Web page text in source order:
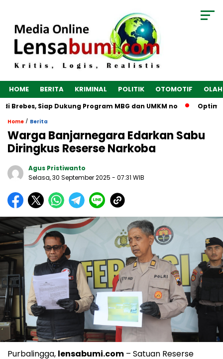
HOME BERITA KRIMINAL POLITIK OTOMOTIF
Siap Dukung Program MBG dan UMKM no
Home / Berita
Warga Banjarnegara Edarkan Sabu
Diringkus Reserse Narkoba
Agus Pristiwanto
Selasa, 30 September 2025 - 07:31 WIB
Purbalingga, lensabumi.com – Satuan Reserse